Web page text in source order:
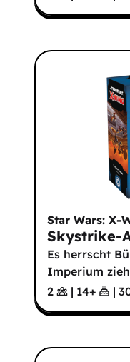
Star Wars: X-
Skystrike-
Es herrscht
Imperium
2
| 14+ |